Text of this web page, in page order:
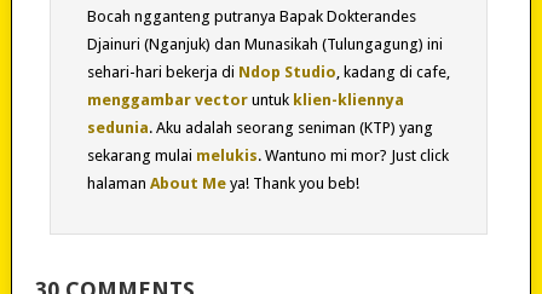
Bocah ngganteng putranya Bapak Dokterandes
Djainuri (Nganjuk) dan Munasikah (Tulungagung) ini
sehari-hari bekerja di Ndop Studio , kadang di cafe,
menggambar vectoruntuk klien-kliennya
sedunia. Aku adalah seorang seniman (KTP) yang
sekarang mulai melukis. Wantuno mi mor? Just click
halaman About Meya! Thank you beb!